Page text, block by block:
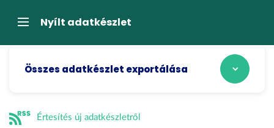
átugrásaNavigációNyílt adatkészlet
Összes adatkészlet exportálása
Értesítés új adatkészletről